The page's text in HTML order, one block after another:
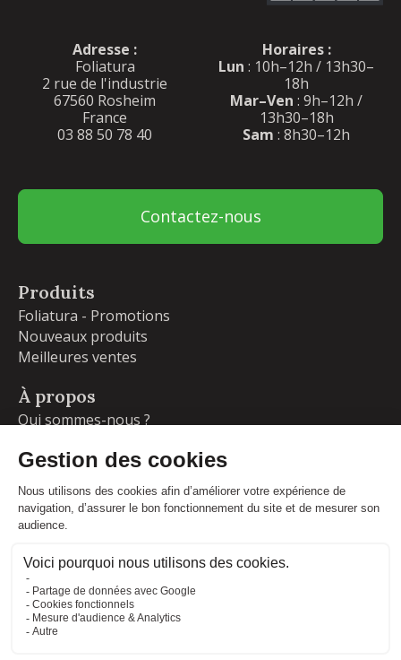
Adresse :
Foliatura
2 rue de l'industrie
67560 Rosheim
France
03 88 50 78 40
Horaires :
Lun : 10h–12h / 13h30–
18h
Mar–Ven : 9h–12h /
13h30–18h
Sam : 8h30–12h
Contactez-nous
Produits
Foliatura - Promotions
Nouveaux produits
Meilleures ventes
À propos
Qui sommes-nous ?
Livraisons et retours
Blog
Votre compte
Commandes
Adresses